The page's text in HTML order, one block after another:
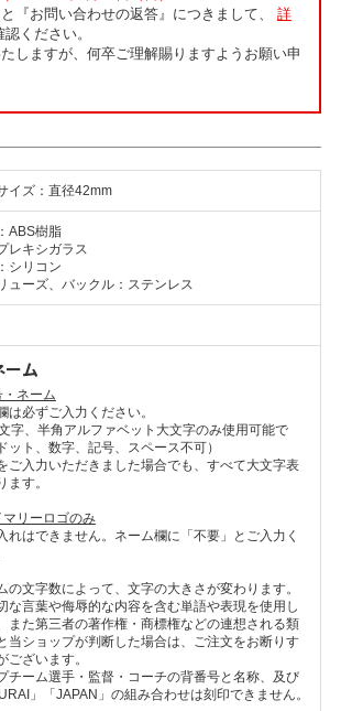
と『お問い合わせの返答』につきまして、 詳
認ください。
しますが、何卒ご理解賜りますようお願い申
イズ：直径42mm
ABS樹脂
レキシガラス
シリコン
ューズ、バックル：ステンレス
ーム
ネーム
は必ずご入力ください。
字、半角アルファベット大文字のみ使用可能で
ット、数字、記号、スペース不可）
ご入力いただきました場合でも、すべて大文字表
ます。
リーロゴのみ
れはできません。ネーム欄に「不要」とご入力く
の文字数によって、文字の大きさが変わります。
な言葉や侮辱的な内容を含む単語や表現を使用し
また第三者の著作権・商標権などの連想される類
当ショップが判断した場合は、ご注文をお断りす
ございます。
チーム選手・監督・コーチの背番号と名称、及び
」「JAPAN」の組み合わせは刻印できません。